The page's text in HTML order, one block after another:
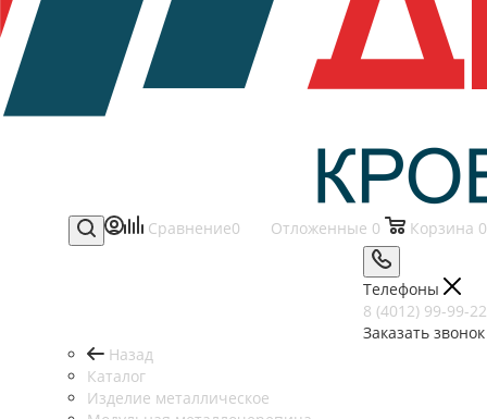
Сравнение0 Отложенные 0 Корзина 0
Телефоны
8 (4012) 99-99-22
Заказать звонок
Назад
Каталог
Изделие металлическое